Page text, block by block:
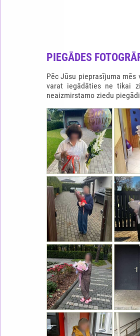
PIEGĀDES
Pēc Jūsu pieprasījuma
varat iegādāties ne tikai
neaizmirstamo ziedu